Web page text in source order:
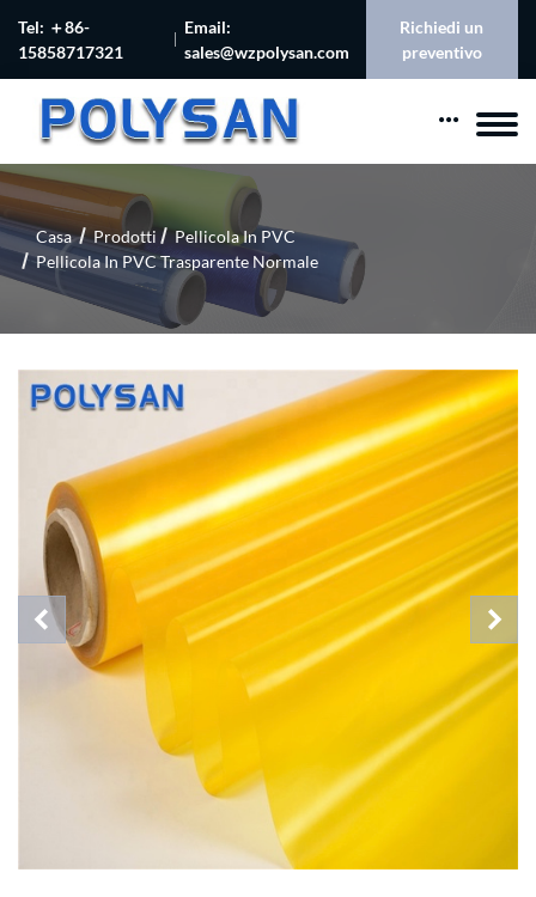
Tel: ＋86-
15858717321
Email:
sales@wzpolysan.com
Richiedi un
preventivo
Casa Prodotti
Pellicola In PVC
Pellicola In PVC Trasparente Normale